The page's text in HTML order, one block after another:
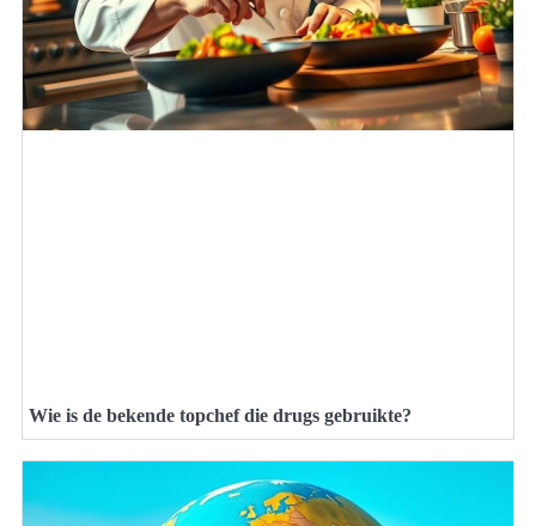
Wie is de bekende topchef die drugs gebruikte?